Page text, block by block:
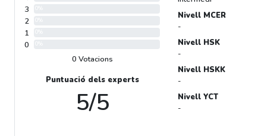
3
2
1
0
0 Votacions
Puntuació dels experts
5/5
Nivell MCER
-
Nivell HSK
-
Nivell HSKK
-
Nivell YCT
-